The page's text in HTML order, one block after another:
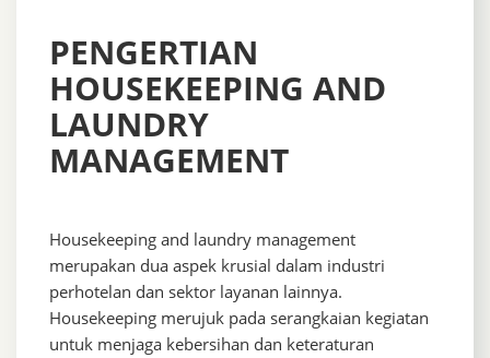
PENGERTIAN
HOUSEKEEPING AND
LAUNDRY
MANAGEMENT
Housekeeping and laundry management
merupakan dua aspek krusial dalam industri
perhotelan dan sektor layanan lainnya.
Housekeeping merujuk pada serangkaian kegiatan
untuk menjaga kebersihan dan keteraturan